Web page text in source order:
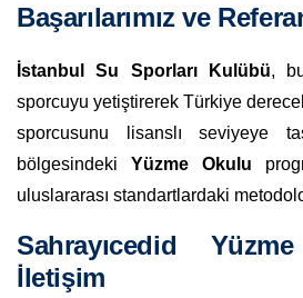
Başarılarımız ve
İstanbul Su Sporları Kulübü,
sporcuyu yetiştirerek Türkiye
sporcusunu lisanslı seviyeye
bölgesindeki Yüzme Okulu
uluslararası standartlardaki
Sahrayıcedid
İletişim